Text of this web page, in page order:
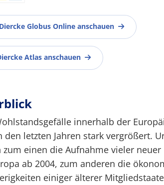
Globus Online anschauen
Atlas anschauen
innerhalb der
den letzten Jahren stark vergrößert.
zum einen die Aufnahme vieler
ab 2004, zum anderen die
einiger älterer